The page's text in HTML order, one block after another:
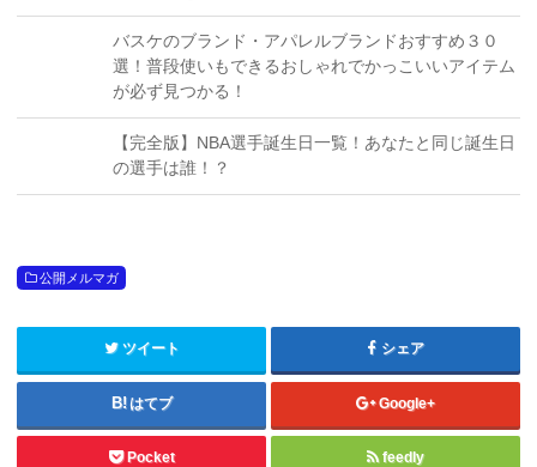
バスケのブランド・アパレルブランドおすすめ３０
選！普段使いもできるおしゃれでかっこいいアイテム
が必ず見つかる！
【完全版】NBA選手誕生日一覧！あなたと同じ誕生日
の選手は誰！？
公開メルマガ
ツイート シェア
はてブ Google+
Pocket feedly